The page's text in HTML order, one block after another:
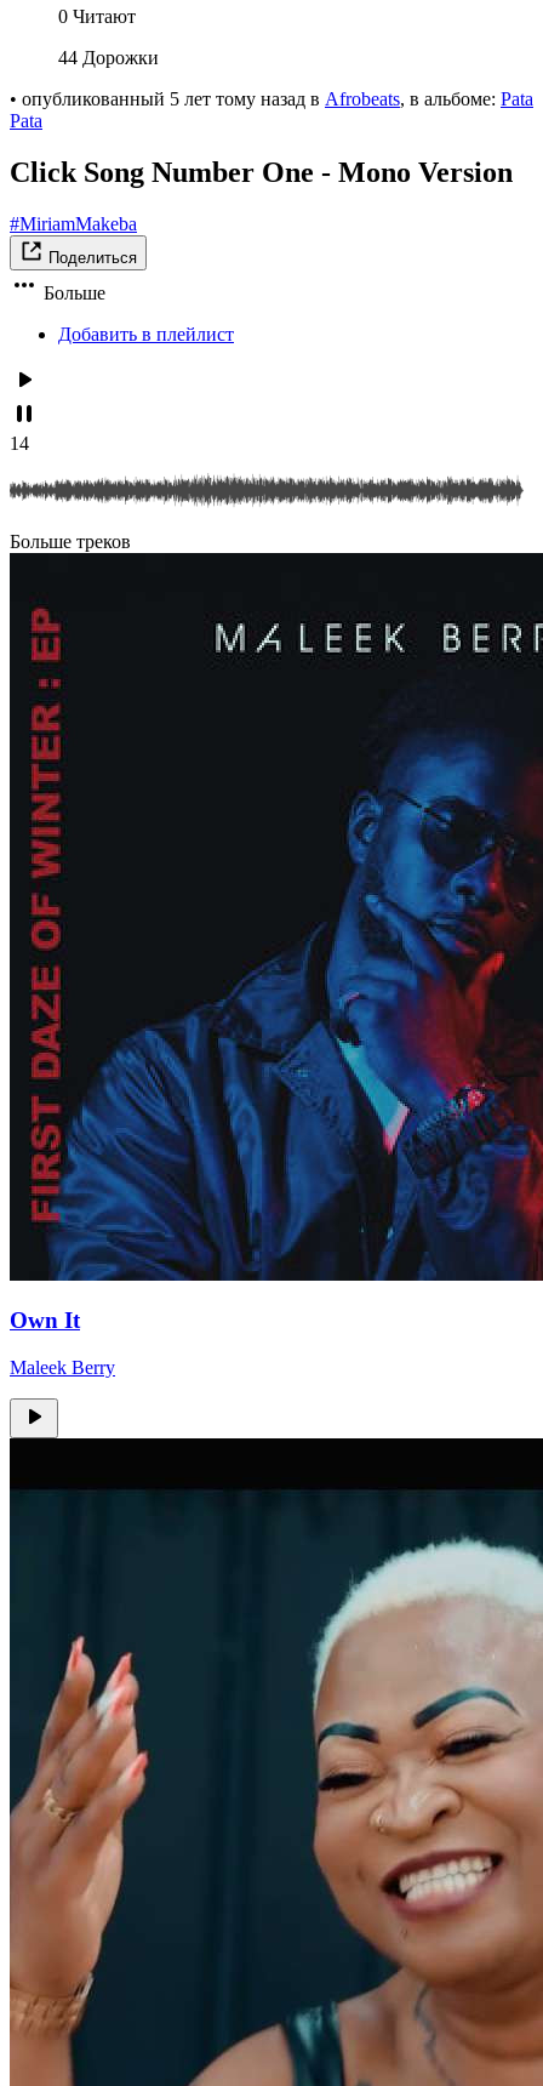
0 Читают
44 Дорожки
• опубликованный 5 лет тому назад в Afrobeats, в альбоме: Pata
Pata
Click Song Number One - Mono Version
#MiriamMakeba
Поделиться
Больше
Добавить в плейлист
14
Больше треков
Own It
Maleek Berry